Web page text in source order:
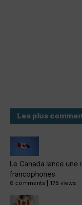
Les plus
Le Canada lance une
francophones
8 comments 178 views